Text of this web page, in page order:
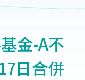
金-A不
日合併